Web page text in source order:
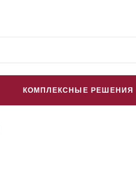
КОМПЛЕКСНЫЕ РЕШЕНИЯ